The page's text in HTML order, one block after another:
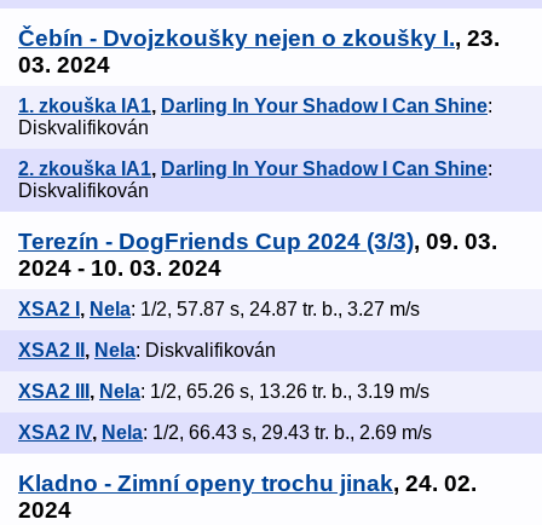
Čebín - Dvojzkoušky nejen o zkoušky I., 23.
03. 2024
1. zkouška IA1, Darling In Your Shadow I Can Shine:
Diskvalifikován
2. zkouška IA1, Darling In Your Shadow I Can Shine:
Diskvalifikován
Terezín - DogFriends Cup 2024 (3/3), 09. 03.
2024 - 10. 03. 2024
XSA2 I , Nela: 1/2, 57.87 s, 24.87 tr. b., 3.27 m/s
XSA2 II , Nela: Diskvalifikován
XSA2 III , Nela: 1/2, 65.26 s, 13.26 tr. b., 3.19 m/s
XSA2 IV, Nela: 1/2, 66.43 s, 29.43 tr. b., 2.69 m/s
Kladno - Zimní openy trochu jinak, 24. 02.
2024